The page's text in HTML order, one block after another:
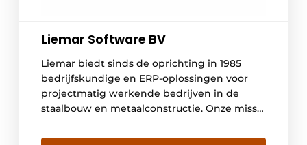
Liemar Software BV
Liemar biedt sinds de oprichting in 1985
bedrijfskundige en ERP-oplossingen voor
projectmatig werkende bedrijven in de
staalbouw en metaalconstructie. Onze missie
te optimaliseren en samen meer inzicht te